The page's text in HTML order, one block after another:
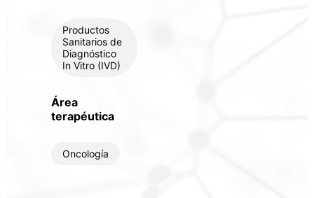
Productos
Sanitarios de
Diagnóstico
In Vitro (IVD)
Área
terapéutica
Oncología